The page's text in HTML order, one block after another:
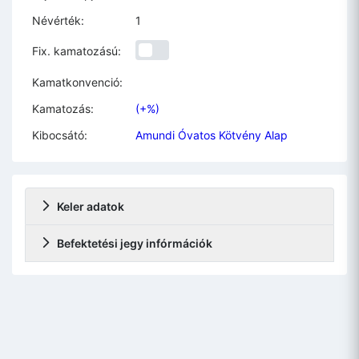
Névérték:
1
Fix. kamatozású:
Kamatkonvenció:
Kamatozás:
(+%)
Kibocsátó:
Amundi Óvatos Kötvény Alap
Keler adatok
Befektetési jegy infórmációk